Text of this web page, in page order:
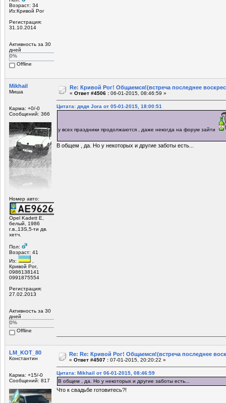
Возраст: 34
Из:Кривой Рог
Регистрация:
31.10.2014
Активность за 30
дней
0%
Offline
Mikhail
Миша
Карма: +0/-0
Сообщений: 366
Номер авто:
Opel Kadett E,
белый, 1986
г.в.,13S,5-ти дв.
хетч.
Пол:
Возраст: 41
Из:
,
Кривой Рог,
0986138141
0991875554
Регистрация:
27.02.2013
Активность за 30
дней
0%
Offline
Re: Кривой Рог! Общаемся!(встреча последнее
« Ответ #4506 : 06-01-2015, 08:46:59 »
Цитата: дядя Jora от 05-01-2015, 18:00:51
у всех праздники продолжаются , даже некогда на форум зайти
В общем , да. Но у некоторых и другие заботы есть...
LM_KOT_80
Константин
Карма: +15/-0
Сообщений: 817
Re: Re: Кривой Рог! Общаемся!(встреча последнее
« Ответ #4507 : 07-01-2015, 20:20:22 »
Цитата: Mikhail от 06-01-2015, 08:46:59
В общем , да. Но у некоторых и другие заботы есть...
Что к свадьбе готовитесь?!